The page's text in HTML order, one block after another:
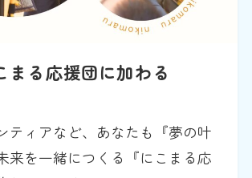
まる応援団に加わる
ティアなど、あなたも『夢の叶
来を一緒につくる『にこまる応